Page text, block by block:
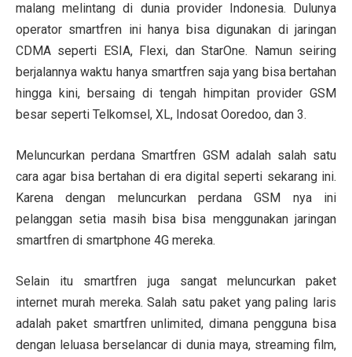
malang melintang di dunia provider Indonesia. Dulunya
operator smartfren ini hanya bisa digunakan di jaringan
CDMA seperti ESIA, Flexi, dan StarOne. Namun seiring
berjalannya waktu hanya smartfren saja yang bisa bertahan
hingga kini, bersaing di tengah himpitan provider GSM
besar seperti Telkomsel, XL, Indosat Ooredoo, dan 3.
Meluncurkan perdana Smartfren GSM adalah salah satu
cara agar bisa bertahan di era digital seperti sekarang ini.
Karena dengan meluncurkan perdana GSM nya ini
pelanggan setia masih bisa bisa menggunakan jaringan
smartfren di smartphone 4G mereka.
Selain itu smartfren juga sangat meluncurkan paket
internet murah mereka. Salah satu paket yang paling laris
adalah paket smartfren unlimited, dimana pengguna bisa
dengan leluasa berselancar di dunia maya, streaming film,